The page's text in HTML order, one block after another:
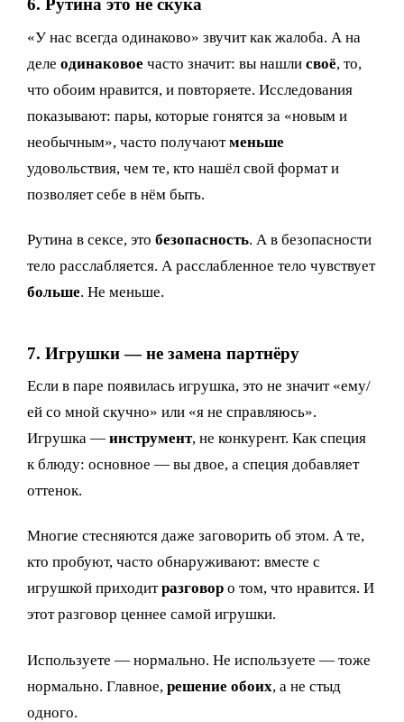
6. Рутина это не скука
«У нас всегда одинаково» звучит как жалоба. А на
делеодинаковое часто значит: вы нашлисвоё, то,
что обоим нравится, и повторяете. Исследования
показывают: пары, которые гонятся за «новым и
необычным», часто получаютменьше
удовольствия, чем те, кто нашёл свой формат и
позволяет себе в нём быть.
Рутина в сексе, этобезопасность. А в безопасности
тело расслабляется. А расслабленное тело чувствует
больше. Не меньше.
7. Игрушки — не замена партнёру
Если в паре появилась игрушка, это не значит «ему/
ей со мной скучно» или «я не справляюсь».
Игрушка —инструмент, не конкурент. Как специя
к блюду: основное — вы двое, а специя добавляет
оттенок.
Многие стесняются даже заговорить об этом. А те,
кто пробуют, часто обнаруживают: вместе с
игрушкой приходитразговор о том, что нравится. И
этот разговор ценнее самой игрушки.
Используете — нормально. Не используете — тоже
нормально. Главное,решение обоих, а не стыд
одного.